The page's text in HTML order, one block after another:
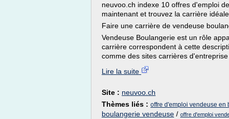
neuvoo.ch indexe 10 offres d'emploi
maintenant et trouvez la carrière idéale.
Faire une carrière de vendeuse
Vendeuse Boulangerie est un rôle
carrière correspondent à cette
comme des sites carrières d'entreprise
Lire la suite
Site : neuvoo.ch
Thèmes liés : offre d'emploi vendeuse en
boulangerie vendeuse / offre d'emploi